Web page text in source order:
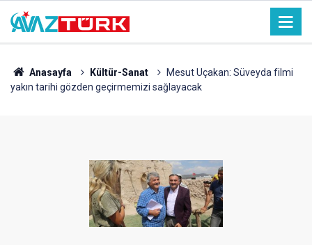
Anasayfa Kültür-Sanat
Mesut Uçakan: Süveyda filmi
yakın tarihi gözden geçirmemizi sağlayacak